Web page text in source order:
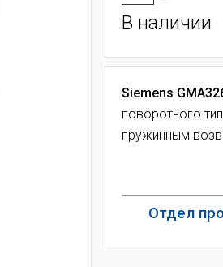
В наличии
Siemens
поворотного
пружинным
Отдел